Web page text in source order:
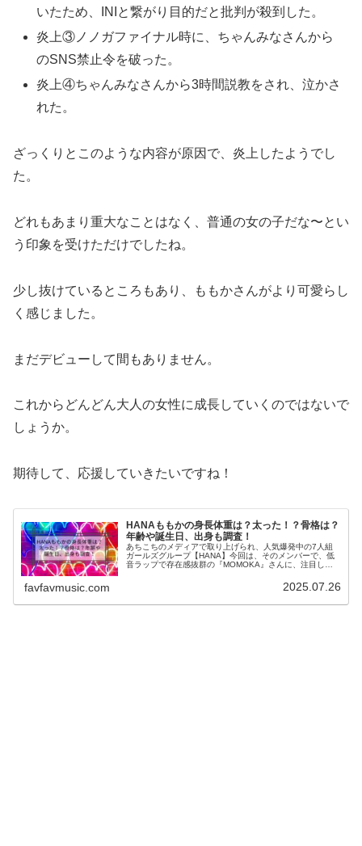
いたため、INIと繋がり目的だと批判が殺到した。
炎上③ノノガファイナル時に、ちゃんみなさんから
のSNS禁止令を破った。
炎上④ちゃんみなさんから3時間説教をされ、泣かさ
れた。
ざっくりとこのような内容が原因で、炎上したようでし
た。
どれもあまり重大なことはなく、普通の女の子だな〜とい
う印象を受けただけでしたね。
少し抜けているところもあり、ももかさんがより可愛らし
く感じました。
まだデビューして間もありません。
これからどんどん大人の女性に成長していくのではないで
しょうか。
期待して、応援していきたいですね！
HANAももかの身長体重は？太った！？骨格は？
年齢や誕生日、出身も調査！
あちこちのメディアで取り上げられ、人気爆発中の7人組
ガールズグループ【HANA】今回は、そのメンバーで、低
音ラップで存在感抜群の『MOMOKA』さんに、注目しま
favfavmusic.com 2025.07.26